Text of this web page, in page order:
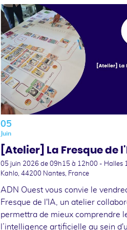
05
Juin
[Atelier] La Fresque de
05 juin 2026 de 09h15 à 12h00 - Halles
Kahlo, 44200 Nantes, France
ADN Ouest vous convie le
Fresque de l'IA, un atelier
permettra de mieux comprendre
l’intelligence artificielle au sein